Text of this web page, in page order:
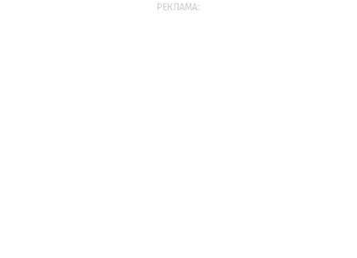
РЕКЛАМА: